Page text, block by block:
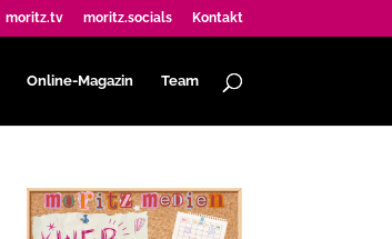
moritz.tv moritz.socials Kontakt
Online-Magazin Team